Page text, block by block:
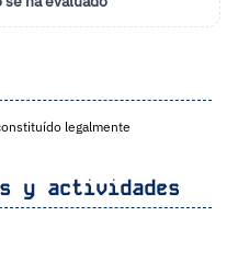
legalmente
y actividades